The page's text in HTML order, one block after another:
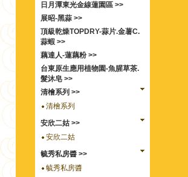
日月潭東光金線蓮園區 >>
展昭-黑蒜 >>
頂級乾燥TOPDRY-蒜片.金薯C.
蒜蝦 >>
藕達人-蓮藕粉 >>
台東原生應用植物園-魚腥草茶.
髮沐皂 >>
清檜系列 >>
清檜系列
安欣二姑 >>
安欣二姑
毓秀私房醬 >>
毓秀私房醬